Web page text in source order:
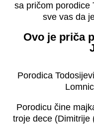
sa pričom porodice
sve vas da
Ovo je priča
Porodica
Porodicu čine
troje dece (Dimitrije